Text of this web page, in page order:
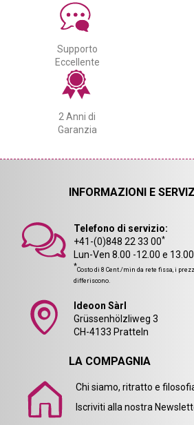
Supporto
Eccellente
2 Anni di
Garanzia
INFORMAZIONI E
Telefono di servizio:
+41-(0)848 22 33 00*
Lun-Ven 8.00 -12.00 e
*Costo di 8 Cent./min da rete fissa, i
differiscono.
Ideoon Sàrl
Grüssenhölzliweg 3
CH-4133 Pratteln
LA COMPAGNIA
Chi siamo, ritratto e
Iscriviti alla nostra